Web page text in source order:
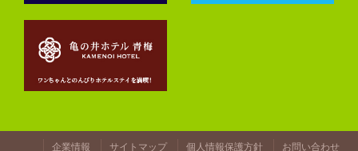
企業情報 サイトマップ 個人情報保護方針 お問い合わせ